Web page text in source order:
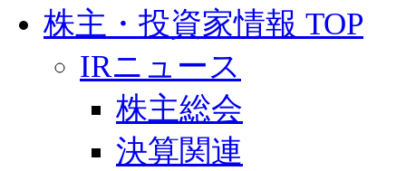
株主・投資家情報 TOP
IRニュース
株主総会
決算関連